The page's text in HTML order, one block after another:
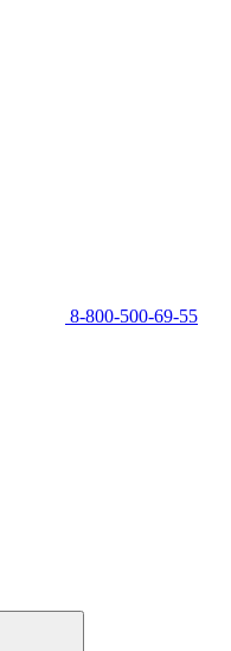
8-800-500-69-55